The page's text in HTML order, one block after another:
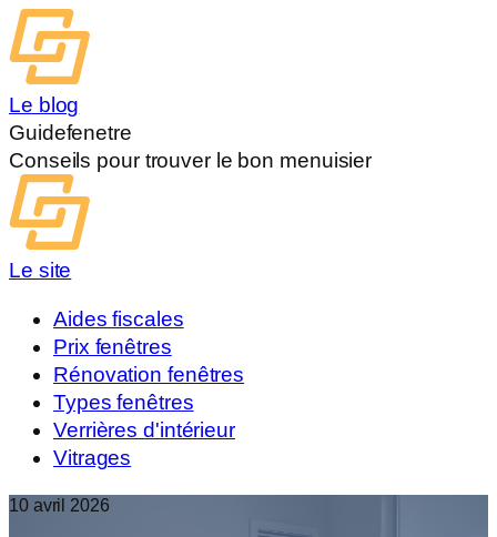
Le blog
Guidefenetre
Conseils pour trouver le bon menuisier
Le site
Aides fiscales
Prix fenêtres
Rénovation fenêtres
Types fenêtres
Verrières d'intérieur
Vitrages
10 avril 2026